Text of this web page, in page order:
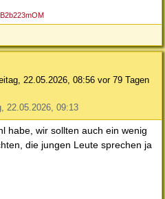
22.05.2026, 08:56 vor 79 Tagen
22.05.2026, 09:13
habe, wir sollten auch ein wenig
die jungen Leute sprechen ja